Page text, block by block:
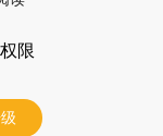
限